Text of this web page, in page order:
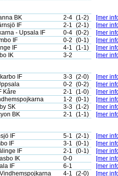
BK 2-4 (1-2)
[mer
IF 2-1 (2-1)
[mer
- Upsala IF 0-4 (0-2)
[mer
IF 0-2 (0-1)
[mer
IF 4-1 (1-1)
[mer
IK 3-2 [mer
IF 3-3 (2-0)
[mer
0-2 (0-2)
[mer
Kåre 2-1 (1-0)
[mer
1-2 (0-1)
[mer
SK 3-3 (1-2)
[mer
BK 2-1 (1-1) [mer
IF 5-1 (2-1)
[mer
IF 3-1 (0-1)
[mer
IF 2-1 (0-1)
[mer
IK 0-0
[mer
IF 6-1
[mer
4-1 (2-0) [mer